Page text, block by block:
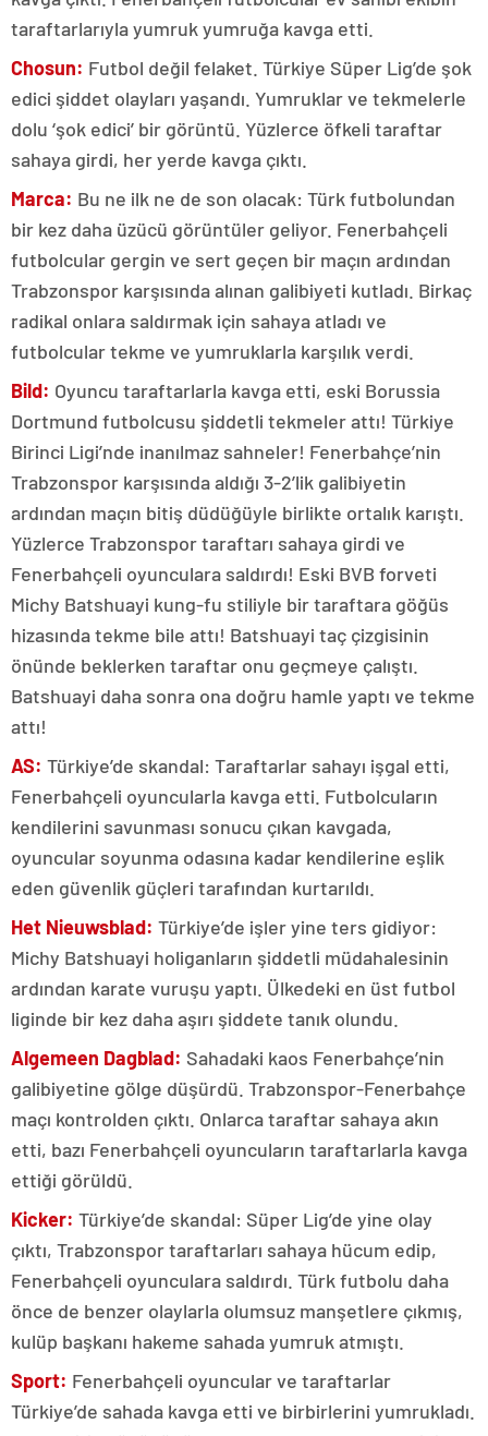
taraftarlarıyla yumruk yumruğa kavga etti.
Chosun: Futbol değil felaket. Türkiye Süper Lig’de şok
edici şiddet olayları yaşandı. Yumruklar ve tekmelerle
dolu ‘şok edici’ bir görüntü. Yüzlerce öfkeli taraftar
sahaya girdi, her yerde kavga çıktı.
Marca: Bu ne ilk ne de son olacak: Türk futbolundan
bir kez daha üzücü görüntüler geliyor. Fenerbahçeli
futbolcular gergin ve sert geçen bir maçın ardından
Trabzonspor karşısında alınan galibiyeti kutladı. Birkaç
radikal onlara saldırmak için sahaya atladı ve
futbolcular tekme ve yumruklarla karşılık verdi.
Bild: Oyuncu taraftarlarla kavga etti, eski Borussia
Dortmund futbolcusu şiddetli tekmeler attı! Türkiye
Birinci Ligi’nde inanılmaz sahneler! Fenerbahçe’nin
Trabzonspor karşısında aldığı 3-2’lik galibiyetin
ardından maçın bitiş düdüğüyle birlikte ortalık karıştı.
Yüzlerce Trabzonspor taraftarı sahaya girdi ve
Fenerbahçeli oyunculara saldırdı! Eski BVB forveti
Michy Batshuayi kung-fu stiliyle bir taraftara göğüs
hizasında tekme bile attı! Batshuayi taç çizgisinin
önünde beklerken taraftar onu geçmeye çalıştı.
Batshuayi daha sonra ona doğru hamle yaptı ve tekme
attı!
AS: Türkiye’de skandal: Taraftarlar sahayı işgal etti,
Fenerbahçeli oyuncularla kavga etti. Futbolcuların
kendilerini savunması sonucu çıkan kavgada,
oyuncular soyunma odasına kadar kendilerine eşlik
eden güvenlik güçleri tarafından kurtarıldı.
Het Nieuwsblad: Türkiye’de işler yine ters gidiyor:
Michy Batshuayi holiganların şiddetli müdahalesinin
ardından karate vuruşu yaptı. Ülkedeki en üst futbol
liginde bir kez daha aşırı şiddete tanık olundu.
Algemeen Dagblad: Sahadaki kaos Fenerbahçe’nin
galibiyetine gölge düşürdü. Trabzonspor-Fenerbahçe
maçı kontrolden çıktı. Onlarca taraftar sahaya akın
etti, bazı Fenerbahçeli oyuncuların taraftarlarla kavga
ettiği görüldü.
Kicker: Türkiye’de skandal: Süper Lig’de yine olay
çıktı, Trabzonspor taraftarları sahaya hücum edip,
Fenerbahçeli oyunculara saldırdı. Türk futbolu daha
önce de benzer olaylarla olumsuz manşetlere çıkmış,
kulüp başkanı hakeme sahada yumruk atmıştı.
Sport: Fenerbahçeli oyuncular ve taraftarlar
Türkiye’de sahada kavga etti ve birbirlerini yumrukladı.